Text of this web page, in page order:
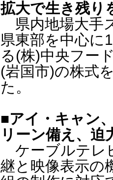
拡大で生き残り
県内地場大手
県東部を中心に
る(株)中央フー
(岩国市)の株式
た。
■アイ・キャン
リーン備え、迫
ケーブルテレ
継と映像表示の